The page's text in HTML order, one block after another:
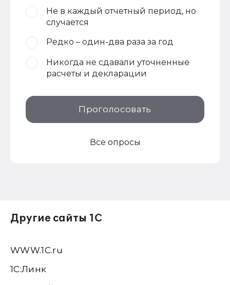
Не в каждый отчетный период, но
случается
Редко – один-два раза за год
Никогда не сдавали уточненные
расчеты и декларации
Проголосовать
Все опросы
Другие сайты 1С
WWW.1С.ru
1С:Линк